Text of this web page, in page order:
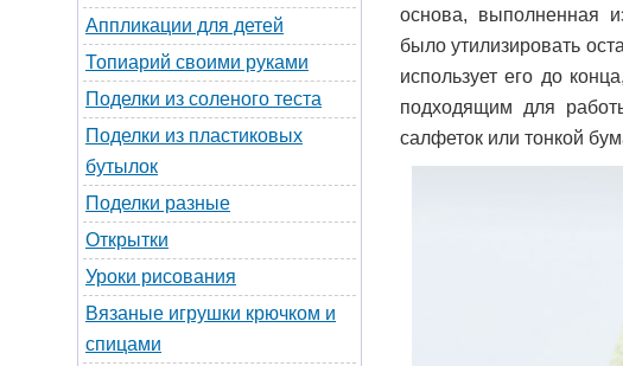
Аппликации для детей
Топиарий своими руками
Поделки из соленого теста
Поделки из пластиковых
бутылок
Поделки разные
Открытки
Уроки рисования
Вязаные игрушки крючком и
спицами
основа, выполненная
было утилизировать
использует его до
подходящим для
салфеток или тонкой